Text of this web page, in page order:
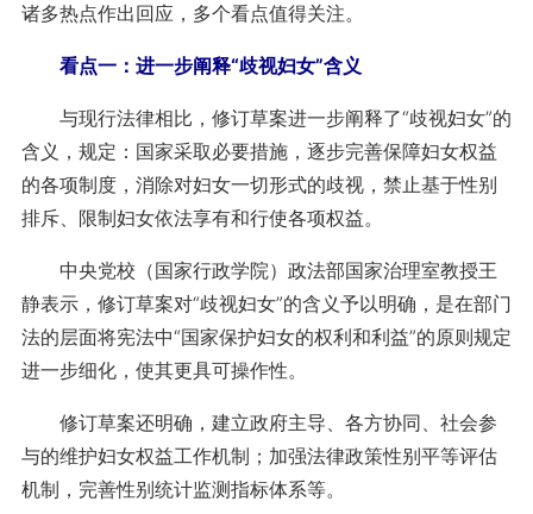
诸多热点作出回应，多个看点值得关注。
看点一：进一步阐释“歧视妇女”含义
与现行法律相比，修订草案进一步阐释了“歧视妇女”的
含义，规定：国家采取必要措施，逐步完善保障妇女权益
的各项制度，消除对妇女一切形式的歧视，禁止基于性别
排斥、限制妇女依法享有和行使各项权益。
中央党校（国家行政学院）政法部国家治理室教授王
静表示，修订草案对“歧视妇女”的含义予以明确，是在部门
法的层面将宪法中“国家保护妇女的权利和利益”的原则规定
进一步细化，使其更具可操作性。
修订草案还明确，建立政府主导、各方协同、社会参
与的维护妇女权益工作机制；加强法律政策性别平等评估
机制，完善性别统计监测指标体系等。